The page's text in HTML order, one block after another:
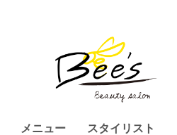
メニュー スタイリスト